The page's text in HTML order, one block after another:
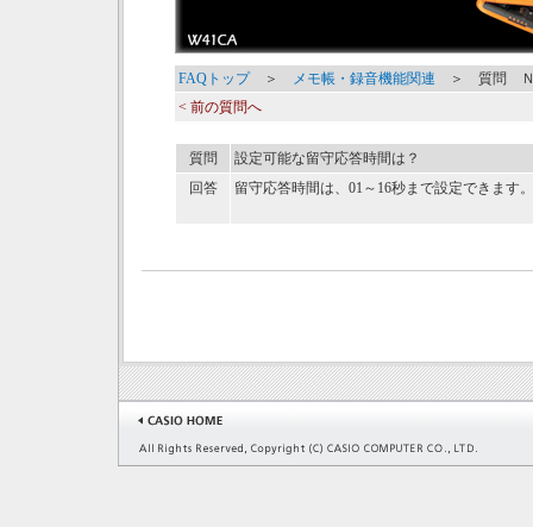
FAQトップ＞ メモ帳・録音機能関連 ＞ 質問 Ｎ
< 前の質問へ
質問
設定可能な留守応答時間は？
回答
留守応答時間は、01～16秒まで設定できます。